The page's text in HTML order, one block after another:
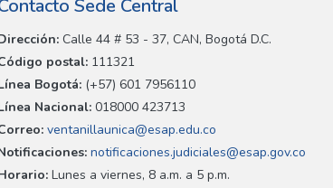
Sede Central
Calle 44 # 53 - 37, CAN, Bogotá D.C.
postal: 111321
Bogotá: (+57) 601 7956110
Nacional: 018000 423713
ventanillaunica@esap.edu.co
notificaciones.judiciales@esap.gov.co
Lunes a viernes, 8 a.m. a 5 p.m.